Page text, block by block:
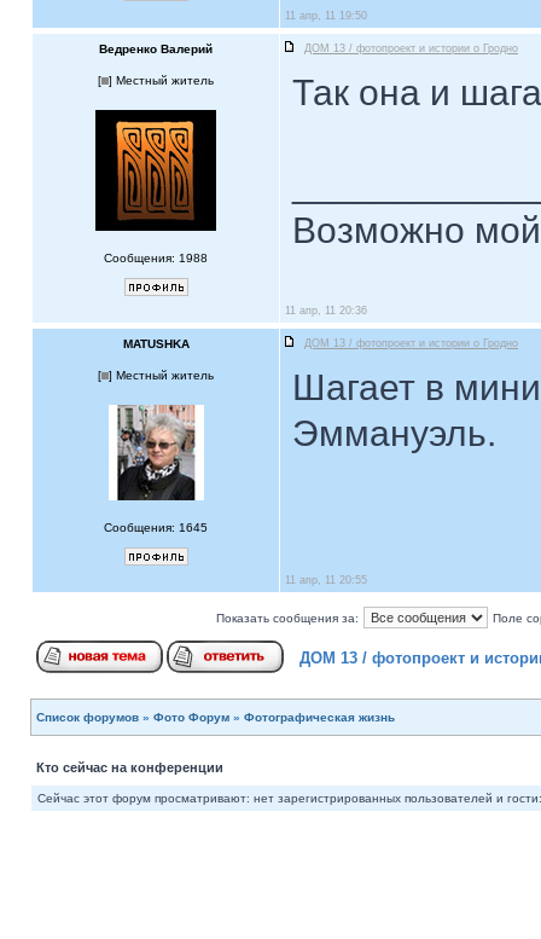
11 апр, 11 19:50
Ведренко Валерий ДОМ 13 / фотопроект и истории о Гродно
[ ] Местный житель
Сообщения: 1988
Так она и
Возможно
11 апр, 11 20:36
MATUSHKA ДОМ 13 / фотопроект и истории о Гродно
[ ] Местный житель
Сообщения: 1645
Шагает в
Эммануэль.
11 апр, 11 20:55
Показать сообщения за: Поле
ДОМ 13 / фотопроект и
Список форумов » Фото Форум » Фотографическая жизнь
Кто сейчас на конференции
Сейчас этот форум просматривают: нет зарегистрированных пользователей и